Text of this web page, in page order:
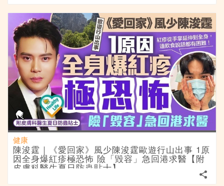
健康
陳浚霆｜《愛回家》風少陳浚霆歐遊行山出事 1原
因全身爆紅疹極恐怖 險「毀容」急回港求醫【附
皮膚科醫生夏日防蟲貼士】